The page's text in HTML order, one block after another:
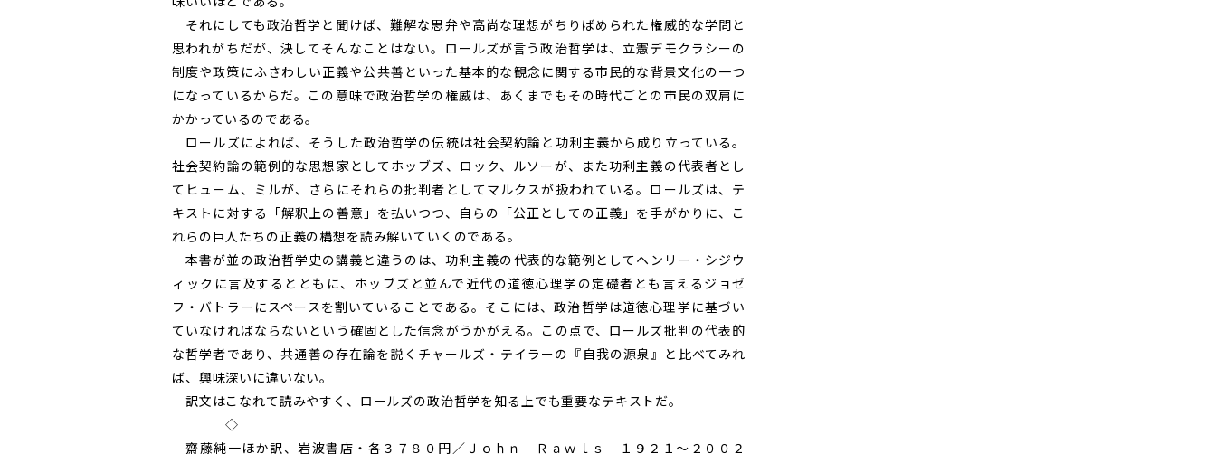
それにしても政治哲学と聞けば、難解な思弁や高尚な理想がちりばめられた権威的な学問と
思われがちだが、決してそんなことはない。ロールズが言う政治哲学は、立憲デモクラシーの
制度や政策にふさわしい正義や公共善といった基本的な観念に関する市民的な背景文化の一つ
になっているからだ。この意味で政治哲学の権威は、あくまでもその時代ごとの市民の双肩に
かかっているのである。
ロールズによれば、そうした政治哲学の伝統は社会契約論と功利主義から成り立っている。
社会契約論の範例的な思想家としてホッブズ、ロック、ルソーが、また功利主義の代表者とし
てヒューム、ミルが、さらにそれらの批判者としてマルクスが扱われている。ロールズは、テ
キストに対する「解釈上の善意」を払いつつ、自らの「公正としての正義」を手がかりに、こ
れらの巨人たちの正義の構想を読み解いていくのである。
本書が並の政治哲学史の講義と違うのは、功利主義の代表的な範例としてヘンリー・シジウ
ィックに言及するとともに、ホッブズと並んで近代の道徳心理学の定礎者とも言えるジョゼ
フ・バトラーにスペースを割いていることである。そこには、政治哲学は道徳心理学に基づい
ていなければならないという確固とした信念がうかがえる。この点で、ロールズ批判の代表的
な哲学者であり、共通善の存在論を説くチャールズ・テイラーの『自我の源泉』と比べてみれ
ば、興味深いに違いない。
訳文はこなれて読みやすく、ロールズの政治哲学を知る上でも重要なテキストだ。
◇
齋藤純一ほか訳、岩波書店・各３７８０円／Ｊｏｈｎ Ｒａｗｌｓ １９２１～２００２